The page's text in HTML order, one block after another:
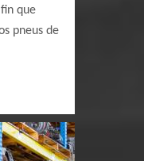
que
pneus de